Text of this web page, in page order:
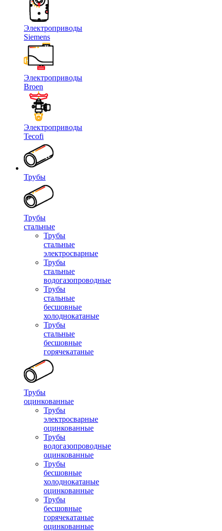
Электроприводы
Siemens
Электроприводы
Broen
Электроприводы
Tecofi
Трубы
Трубы
стальные
Трубы
стальные
электросварные
Трубы
стальные
водогазопроводные
Трубы
стальные
бесшовные
холоднокатаные
Трубы
стальные
бесшовные
горячекатаные
Трубы
оцинкованные
Трубы
электросварные
оцинкованные
Трубы
водогазопроводные
оцинкованные
Трубы
бесшовные
холоднокатаные
оцинкованные
Трубы
бесшовные
горячекатаные
оцинкованные